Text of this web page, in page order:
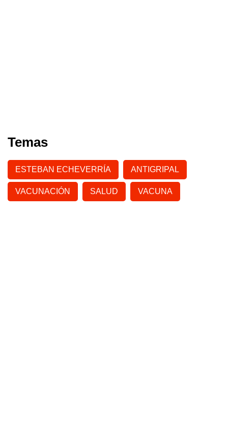
Temas
ESTEBAN ECHEVERRÍA ANTIGRIPAL
VACUNACIÓN SALUD VACUNA